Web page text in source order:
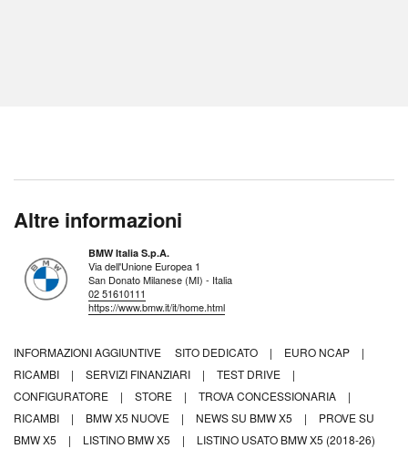
Altre informazioni
BMW Italia S.p.A.
Via dell'Unione Europea 1
San Donato Milanese (MI) - Italia
02 51610111
https://www.bmw.it/it/home.html
INFORMAZIONI AGGIUNTIVE SITO DEDICATO | EURO NCAP
|
RICAMBI
| SERVIZI FINANZIARI | TEST DRIVE
|
CONFIGURATORE
| STORE | TROVA CONCESSIONARIA
|
RICAMBI
| BMW X5 NUOVE | NEWS SU BMW X5 |
PROVE SU
BMW X5
| LISTINO BMW X5 | LISTINO USATO BMW X5 (2018-26)